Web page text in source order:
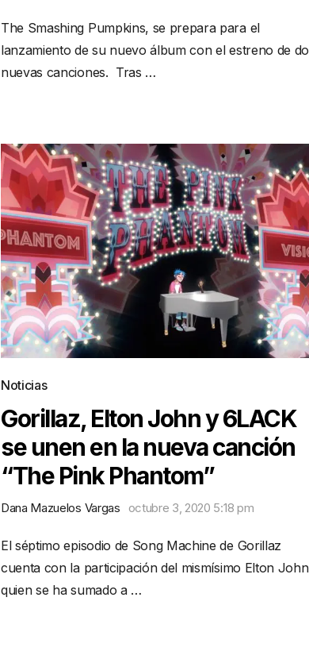
The Smashing Pumpkins, se prepara para el
lanzamiento de su nuevo álbum con el estreno de
nuevas canciones. Tras …
Noticias
Gorillaz, Elton John y 6LACK
se unen en la nueva canción
“The Pink Phantom”
Dana Mazuelos Vargas octubre 3, 2020 5:18 pm
El séptimo episodio de Song Machine de Gorillaz
cuenta con la participación del mismísimo Elton
quien se ha sumado a …